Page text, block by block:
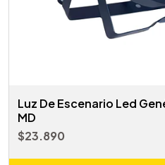
Luz De Escenario Led
MD
$23.890